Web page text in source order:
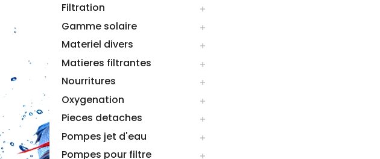
Filtration 
Gamme solaire 
Materiel divers 
Matieres filtrantes 
Nourritures 
Oxygenation 
Pieces detaches 
Pompes jet d'eau 
Pompes pour filtre 